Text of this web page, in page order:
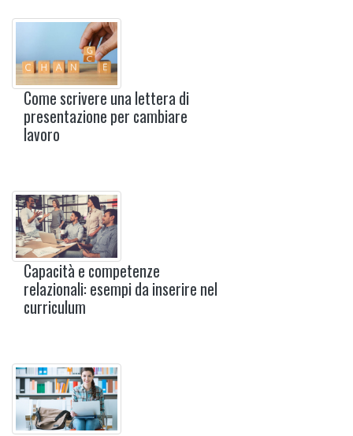
Come scrivere una lettera di
presentazione per cambiare
lavoro
Capacità e competenze
relazionali: esempi da inserire nel
curriculum